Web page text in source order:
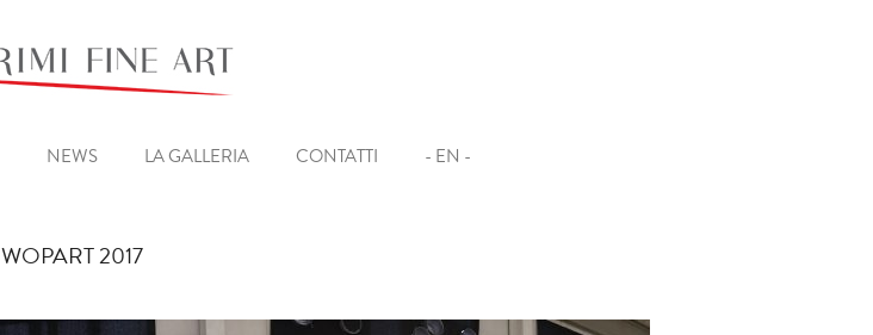
NEWS LA GALLERIA CONTATTI - EN -
WOPART 2017